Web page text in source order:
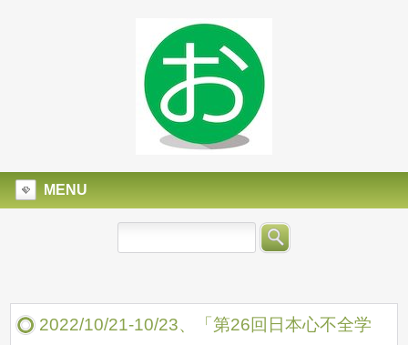
MENU
2022/10/21-10/23、「第26回日本心不全学